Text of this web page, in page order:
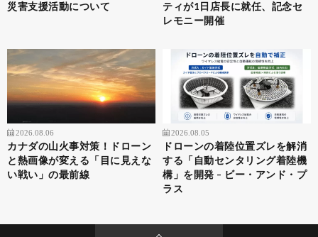
災害支援活動について
ティが1日店長に就任、記念セ
レモニー開催
2026.08.06
カナダの山火事対策！ドローン
と熱画像が変える「目に見えな
い戦い」の最前線
2026.08.05
ドローンの着陸位置ズレを解消
する「自動センタリング着陸機
構」を開発 – ビー・アンド・プ
ラス